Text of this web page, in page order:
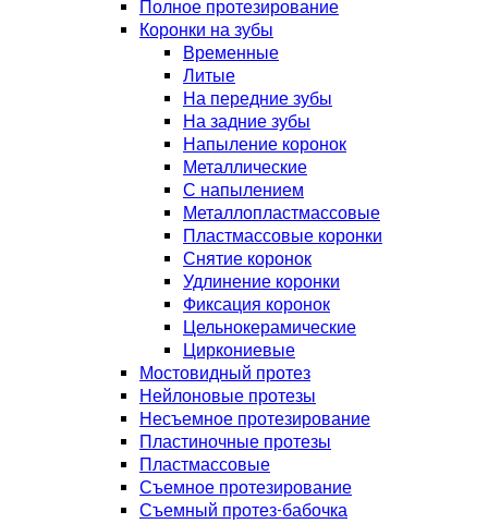
Полное протезирование
Коронки на зубы
Временные
Литые
На передние зубы
На задние зубы
Напыление коронок
Металлические
С напылением
Металлопластмассовые
Пластмассовые коронки
Снятие коронок
Удлинение коронки
Фиксация коронок
Цельнокерамические
Циркониевые
Мостовидный протез
Нейлоновые протезы
Несъемное протезирование
Пластиночные протезы
Пластмассовые
Съемное протезирование
Съемный протез-бабочка